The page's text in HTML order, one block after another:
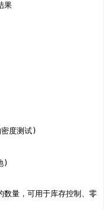
果
度测试)
)
量，可用于库存控制、零